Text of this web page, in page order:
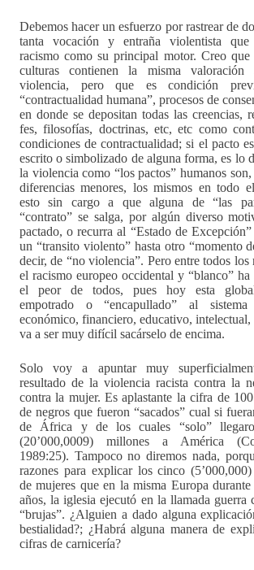
Debemos hacer un esfuerzo por rastrear de
tanta vocación y entraña violentista
racismo como su principal motor. Creo que
culturas contienen la misma valoración
violencia, pero que es condición
“contractualidad humana”, procesos de
en donde se depositan todas las creencias,
fes, filosofías, doctrinas, etc, etc como
condiciones de contractualidad; si el pacto
escrito o simbolizado de alguna forma, es lo
la violencia como “los pactos” humanos
diferencias menores, los mismos en todo
esto sin cargo a que alguna de “las
“contrato” se salga, por algún diverso
pactado, o recurra al “Estado de
un “transito violento” hasta otro “momento
decir, de “no violencia”. Pero entre todos los
el racismo europeo occidental y “blanco”
el peor de todos, pues hoy esta
empotrado o “encapullado” al sistema
económico, financiero, educativo, intelectual,
va a ser muy difícil sacárselo de encima.
Solo voy a apuntar muy
resultado de la violencia racista contra la
contra la mujer. Es aplastante la cifra de
de negros que fueron “sacados” cual si
de África y de los cuales “solo”
(20’000,0009) millones a América
1989:25). Tampoco no diremos nada,
razones para explicar los cinco
de mujeres que en la misma Europa
años, la iglesia ejecutó en la llamada guerra
“brujas”. ¿Alguien a dado alguna
bestialidad?; ¿Habrá alguna manera de
cifras de carnicería?